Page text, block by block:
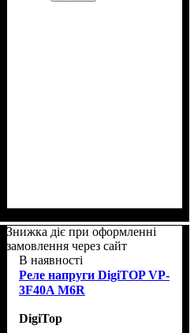
Знижка діє при оформленні
замовлення через сайт
В наявності
Реле напруги DigiTOP VP-
3F40A M6R
DigiTop